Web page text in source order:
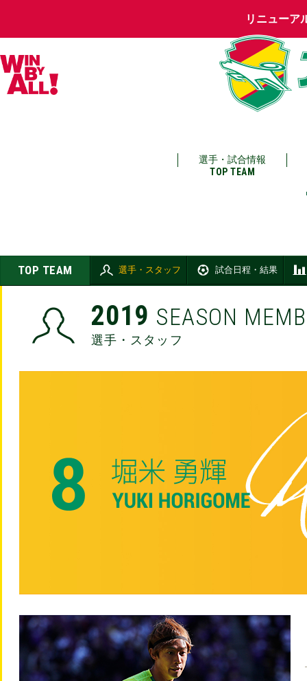
リニューア
選手・試合情報
TOP TEAM
TOP TEAM 選手・スタッフ 試合日程・結果
2019 SEASON
選手・スタッフ